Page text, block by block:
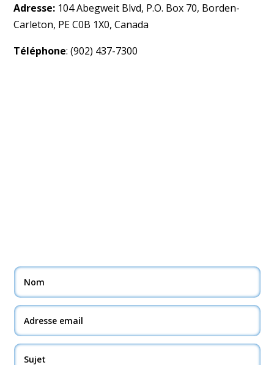
Adresse: 104 Abegweit Blvd, P.O. Box 70, Borden-
Carleton, PE C0B 1X0, Canada
Téléphone: (902) 437-7300